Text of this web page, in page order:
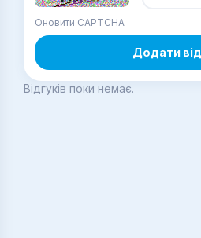
Оновити CAPTCHA
Додати
Відгуків поки немає.